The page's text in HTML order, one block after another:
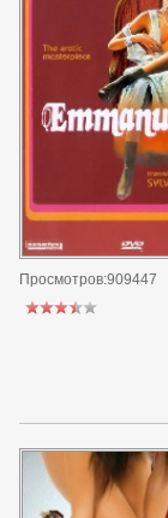
Просмотров:909447